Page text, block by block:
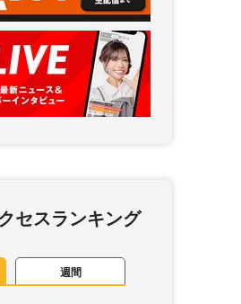
セスランキング
週間